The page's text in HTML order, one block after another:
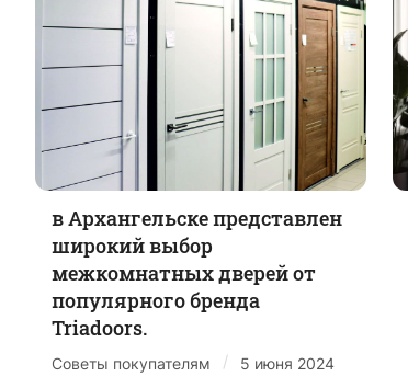
в Архангельске представлен
широкий выбор
межкомнатных дверей от
популярного бренда
Triadoors.
Советы покупателям / 5 июня 2024